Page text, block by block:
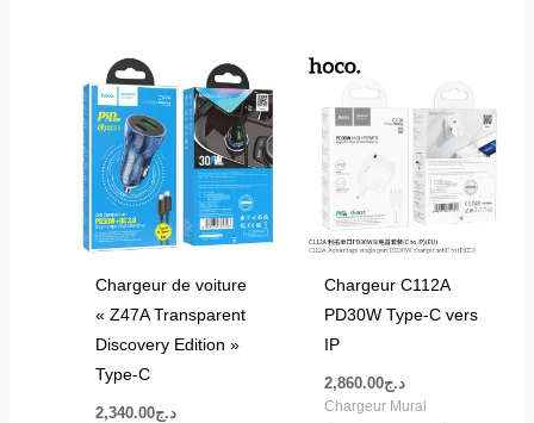
Chargeur de voiture
« Z47A Transparent
Discovery Edition »
Type-C
د.ج2,340.00
Chargeur C112A
PD30W Type-C vers
IP
د.ج2,860.00
Chargeur Mural